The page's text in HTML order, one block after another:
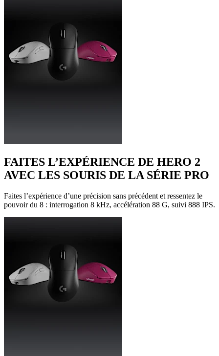
FAITES L’EXPÉRIENCE DE HERO 2
AVEC LES SOURIS DE LA SÉRIE PRO
Faites l’expérience d’une précision sans précédent et ressentez le
pouvoir du 8 : interrogation 8 kHz, accélération 88 G, suivi 888 IPS.